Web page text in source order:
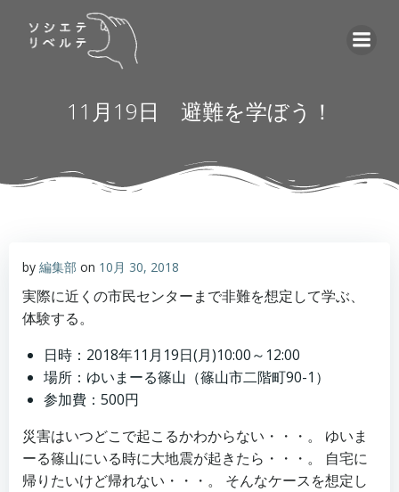
へ
キ
ッ
11月19日 避難を学ぼう！
by 編集部 on 10月 30, 2018
実際に近くの市民センターまで非難を想定して学ぶ、
体験する。
日時：2018年11月19日(月)10:00～12:00
場所：ゆいまーる篠山（篠山市二階町90-1）
参加費：500円
災害はいつどこで起こるかわからない・・・。 ゆいま
ーる篠山にいる時に大地震が起きたら・・・。 自宅に
帰りたいけど帰れない・・・。 そんなケースを想定し